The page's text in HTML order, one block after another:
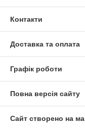
Контакти
Доставка та оплата
Графік роботи
Повна версія сайту
Сайт створено на